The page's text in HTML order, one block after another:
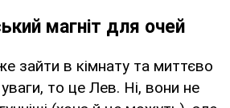
магніт для очей
зайти в кімнату та миттєво
то це Лев. Ні, вони не